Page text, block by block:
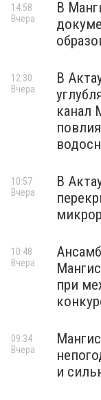
В
14:58
Вчера
В
канал
12:30
Вчера
В
10:57
Вчера
при
10:48
Вчера
и
09:34
Вчера